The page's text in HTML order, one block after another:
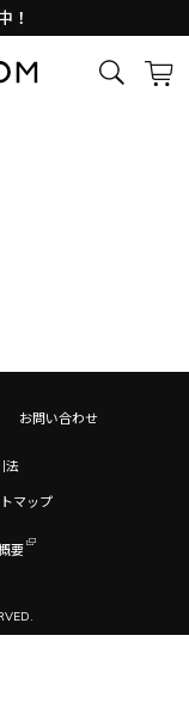
！
！
お問い合わせ
法
マップ
要